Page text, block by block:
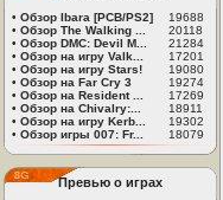
• Обзор Ibara [PCB/PS2]
19688
• Обзор The Walking ...
20118
• Обзор DMC: Devil M...
21284
• Обзор на игру Valk...
17201
• Обзор на игру Stars!
19080
• Обзор на Far Cry 3
19274
• Обзор на Resident ...
17269
• Обзор на Chivalry:...
18911
• Обзор на игру Kerb...
19302
• Обзор игры 007: Fr... 18079
Превью о играх